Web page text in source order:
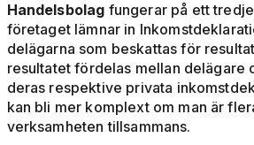
Handelsbolag fungerar på ett
företaget lämnar in
delägarna som beskattas för
resultatet fördelas mellan delägare
deras respektive privata
kan bli mer komplext om man är
verksamheten tillsammans.